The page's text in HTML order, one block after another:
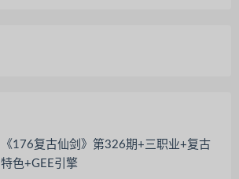
《176复古仙剑》第326期+三职业+复古
特色+GEE引擎